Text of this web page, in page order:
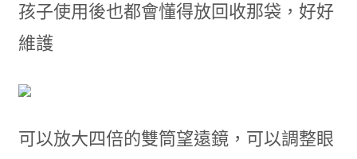
孩子使用後也都會懂得放回收那袋，好好
維護
可以放大四倍的雙筒望遠鏡，可以調整眼